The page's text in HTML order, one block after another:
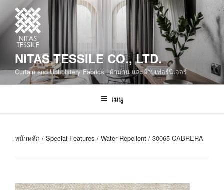
NITAS TESSILE CO., LTD.
Curtain and Upholstery Fabrics | ผ้าม่าน และผ้าบุเฟอร์นิเจอร์
เมนู
หน้าหลัก / Special Features / Water Repellent / 30065 CABRERA